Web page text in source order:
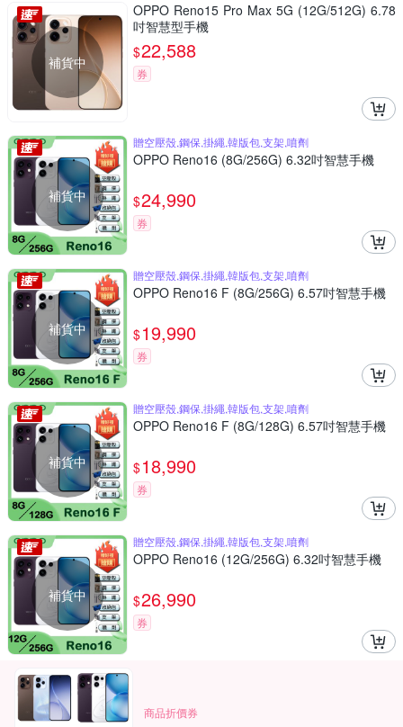
補貨中
OPPO Reno15 Pro Max 5G (12G/512G) 6.78
吋智慧型手機
$22,588
券
補貨中
贈空壓殼,鋼保,掛繩,韓版包,支架,噴劑
OPPO Reno16 (8G/256G) 6.32吋智慧手機
$24,990
券
補貨中
贈空壓殼,鋼保,掛繩,韓版包,支架,噴劑
OPPO Reno16 F (8G/256G) 6.57吋智慧手機
$19,990
券
補貨中
贈空壓殼,鋼保,掛繩,韓版包,支架,噴劑
OPPO Reno16 F (8G/128G) 6.57吋智慧手機
$18,990
券
補貨中
贈空壓殼,鋼保,掛繩,韓版包,支架,噴劑
OPPO Reno16 (12G/256G) 6.32吋智慧手機
$26,990
券
商品折價券